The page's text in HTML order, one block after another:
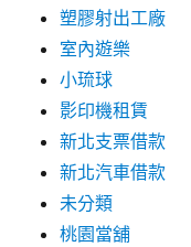
塑膠射出工廠
室內遊樂
小琉球
影印機租賃
新北支票借款
新北汽車借款
未分類
桃園當舖